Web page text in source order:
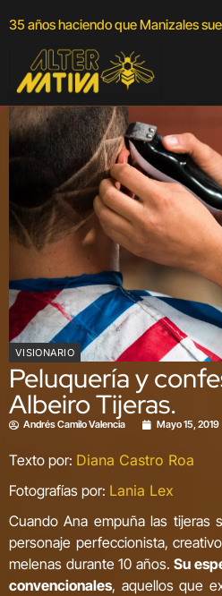
35 años haciendo que Manizales
VISIONARIO
Peluquería y
Albeiro Tijeras.
Andrés Camilo Valencia Mayo 15, 2019
Texto por: Diana Castro Roa
Fotografías por: Lania Lex
Cuando Ana empuña las tijeras
personaje perfeccionista,
melenas durante 10 años.Su
convencionales, aquellos que